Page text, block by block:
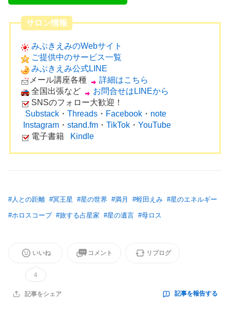
サロン情報
みぶきえみのWebサイト
ご提供中のサービス一覧
みぶきえみ公式LINE
メール講座各種
詳細はこちら
全国出張など
お問合せはLINEから
SNSのフォロー大歓迎！
Substack ・ Threads ・ Facebook ・ note
Instagram ・ stand.fm ・ TikTok ・ YouTube
電子書籍
Kindle
#人との距離 #冥王星 #星の世界 #満月 #蛭田えみ #星のエネルギー
#ホロスコープ #旅する占星家 #星の遺言 #母ロス
いいね
4
コメント リブログ
記事をシェア 記事を報告する